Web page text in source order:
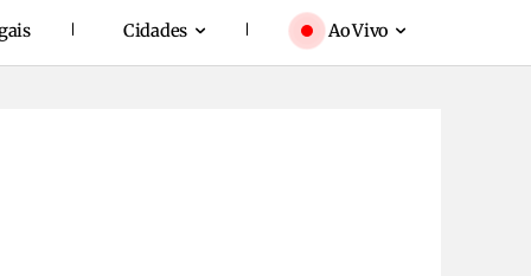
Cidades Ao Vivo